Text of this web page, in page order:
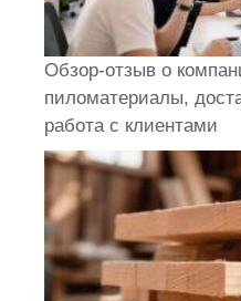
Обзор-отзыв о
пиломатериалы,
работа с клиентами